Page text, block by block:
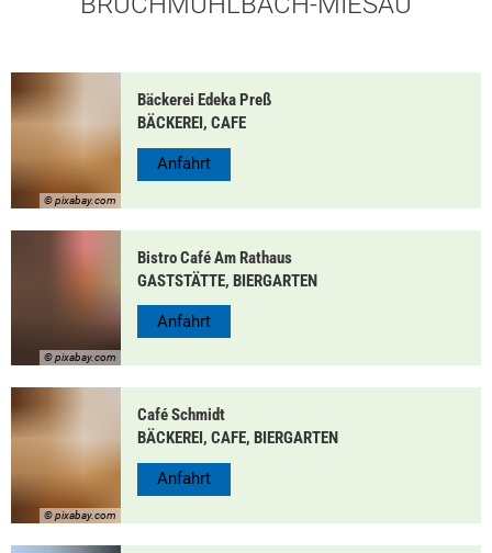
© pixabay.com
Bäckerei Edeka Preß
BÄCKEREI, CAFE
Anfahrt
© pixabay.com
Bistro Café Am Rathaus
GASTSTÄTTE, BIERGARTEN
Anfahrt
© pixabay.com
Café Schmidt
BÄCKEREI, CAFE, BIERGARTEN
Anfahrt